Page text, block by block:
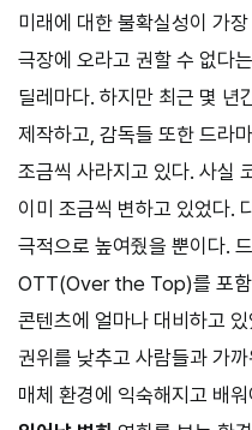
미래에 대한 불확실성이 가
극장에 오라고 권할 수 없다
딜레마다. 하지만 최근 몇 년
제작하고, 감독들 또한 드라
조금씩 사라지고 있다. 사실
이미 조금씩 변하고 있었다.
극적으로 높여줬을 뿐이다.
OTT(Over the Top)를 포
콘텐츠에 얼마나 대비하고
권위를 낮추고 사람들과 가
매체 환경에 익숙해지고 배